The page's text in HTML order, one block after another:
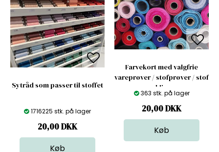
Sytråd som passer til stoffet
1716225 stk. på lager
20,00DKK
Farvekort med valgfrie
vareprøver / stofprøver / stof
klip
363 stk. på lager
20,00DKK